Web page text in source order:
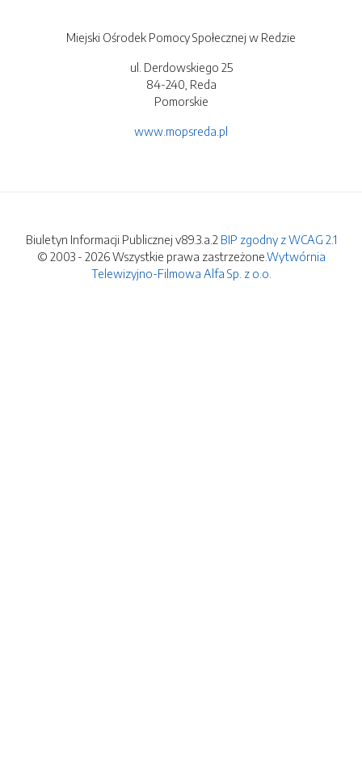
Miejski Ośrodek Pomocy Społecznej w Redzie
ul. Derdowskiego 25
84-240, Reda
Pomorskie
www.mopsreda.pl
Biuletyn Informacji Publicznej v89.3.a.2 BIP zgodny z WCAG 2.1
© 2003 - 2026 Wszystkie prawa zastrzeżone.Wytwórnia
Telewizyjno-Filmowa Alfa Sp. z o.o.